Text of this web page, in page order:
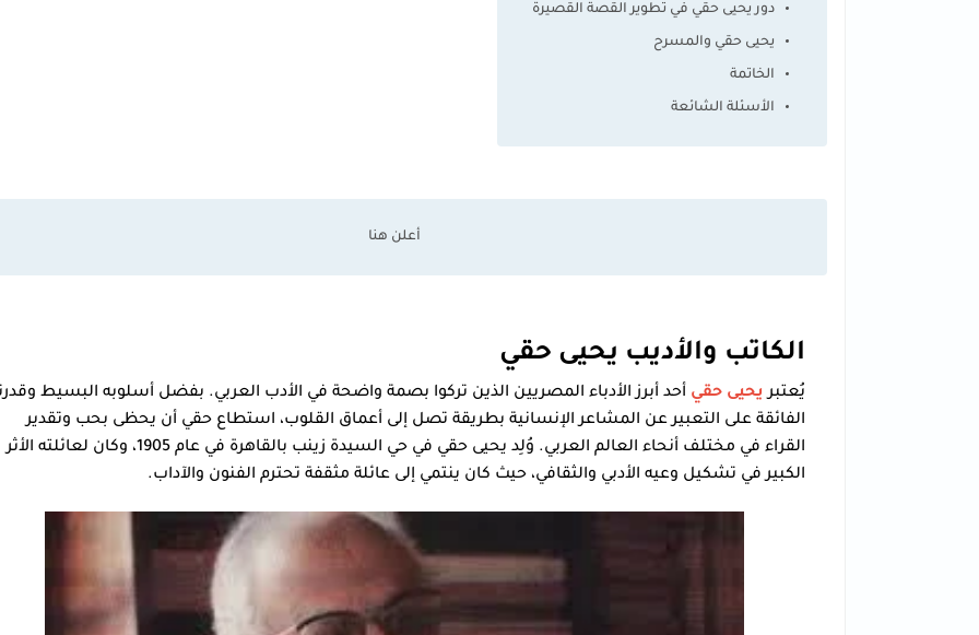
دور يحيى حقي في تطوير القصة القصيرة
يحيى حقي والمسرح
الخاتمة
الأسئلة الشائعة
الكاتب والأديب يحيى حقي
يُعتبر يحيى حقي أحد أبرز الأدباء المصريين الذين تركوا بصمة واضحة في الأدب العربي. بفضل أسلوبه البسيط
الفائقة على التعبير عن المشاعر الإنسانية بطريقة تصل إلى أعماق القلوب، استطاع حقي أن يحظى بحب وتقدير
القراء في مختلف أنحاء العالم العربي. وُلِد يحيى حقي في حي السيدة زينب بالقاهرة في عام 1905، وكان لعائلته الأثر
الكبير في تشكيل وعيه الأدبي والثقافي، حيث كان ينتمي إلى عائلة مثقفة تحترم الفنون والآداب.